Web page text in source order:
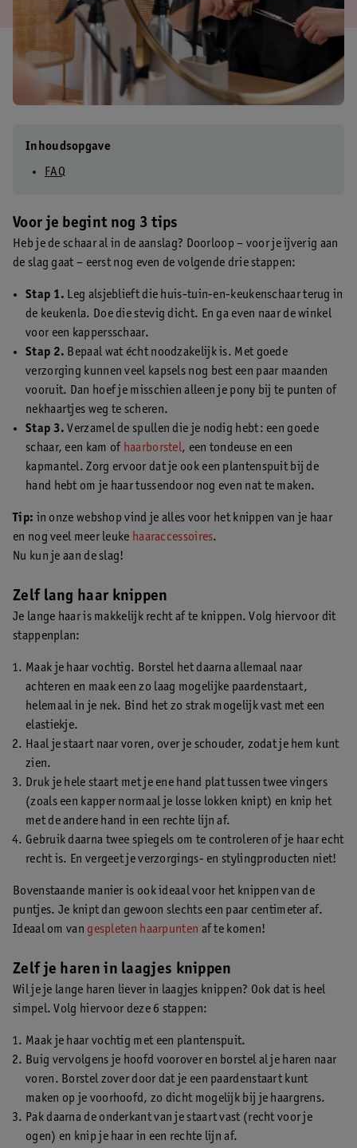
Inhoudsopgave
FAQ
Voor je begint nog 3 tips
Heb je de schaar al in de aanslag? Doorloop – voor je ijverig aan
de slag gaat – eerst nog even de volgende drie stappen:
Stap 1. Leg alsjeblieft die huis-tuin-en-keukenschaar terug in
de keukenla. Doe die stevig dicht. En ga even naar de winkel
voor een kappersschaar.
Stap 2. Bepaal wat écht noodzakelijk is. Met goede
verzorging kunnen veel kapsels nog best een paar maanden
vooruit. Dan hoef je misschien alleen je pony bij te punten of
nekhaartjes weg te scheren.
Stap 3. Verzamel de spullen die je nodig hebt: een goede
schaar, een kam of haarborstel, een tondeuse en een
kapmantel. Zorg ervoor dat je ook een plantenspuit bij de
hand hebt om je haar tussendoor nog even nat te maken.
Tip: in onze webshop vind je alles voor het knippen van je haar
en nog veel meer leuke haaraccessoires.
Nu kun je aan de slag!
Zelf lang haar knippen
Je lange haar is makkelijk recht af te knippen. Volg hiervoor dit
stappenplan:
Maak je haar vochtig. Borstel het daarna allemaal naar
achteren en maak een zo laag mogelijke paardenstaart,
helemaal in je nek. Bind het zo strak mogelijk vast met een
elastiekje.
Haal je staart naar voren, over je schouder, zodat je hem kunt
zien.
Druk je hele staart met je ene hand plat tussen twee vingers
(zoals een kapper normaal je losse lokken knipt) en knip het
met de andere hand in een rechte lijn af.
Gebruik daarna twee spiegels om te controleren of je haar echt
recht is. En vergeet je verzorgings- en stylingproducten niet!
Bovenstaande manier is ook ideaal voor het knippen van de
puntjes. Je knipt dan gewoon slechts een paar centimeter af.
Ideaal om van gespleten haarpunten af te komen!
Zelf je haren in laagjes knippen
Wil je je lange haren liever in laagjes knippen? Ook dat is heel
simpel. Volg hiervoor deze 6 stappen:
Maak je haar vochtig met een plantenspuit.
Buig vervolgens je hoofd voorover en borstel al je haren naar
voren. Borstel zover door dat je een paardenstaart kunt
maken op je voorhoofd, zo dicht mogelijk bij je haargrens.
Pak daarna de onderkant van je staart vast (recht voor je
ogen) en knip je haar in een rechte lijn af.